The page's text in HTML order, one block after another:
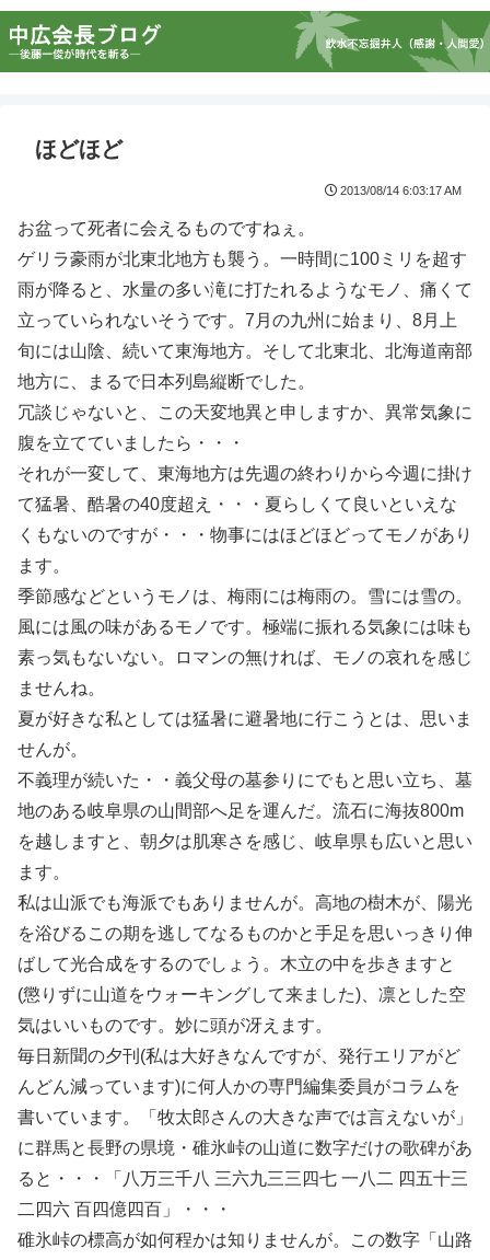
ほどほど
2013/08/14 6:03:17 AM
お盆って死者に会えるものですねぇ。
ゲリラ豪雨が北東北地方も襲う。一時間に100ミリを超す
雨が降ると、水量の多い滝に打たれるようなモノ、痛くて
立っていられないそうです。7月の九州に始まり、8月上
旬には山陰、続いて東海地方。そして北東北、北海道南部
地方に、まるで日本列島縦断でした。
冗談じゃないと、この天変地異と申しますか、異常気象に
腹を立てていましたら・・・
それが一変して、東海地方は先週の終わりから今週に掛け
て猛暑、酷暑の40度超え・・・夏らしくて良いといえな
くもないのですが・・・物事にはほどほどってモノがあり
ます。
季節感などというモノは、梅雨には梅雨の。雪には雪の。
風には風の味があるモノです。極端に振れる気象には味も
素っ気もないない。ロマンの無ければ、モノの哀れを感じ
ませんね。
夏が好きな私としては猛暑に避暑地に行こうとは、思いま
せんが。
不義理が続いた・・義父母の墓参りにでもと思い立ち、墓
地のある岐阜県の山間部へ足を運んだ。流石に海抜800m
を越しますと、朝夕は肌寒さを感じ、岐阜県も広いと思い
ます。
私は山派でも海派でもありませんが。高地の樹木が、陽光
を浴びるこの期を逃してなるものかと手足を思いっきり伸
ばして光合成をするのでしょう。木立の中を歩きますと
(懲りずに山道をウォーキングして来ました)、凛とした空
気はいいものです。妙に頭が冴えます。
毎日新聞の夕刊(私は大好きなんですが、発行エリアがど
んどん減っています)に何人かの専門編集委員がコラムを
書いています。「牧太郎さんの大きな声では言えないが」
に群馬と長野の県境・碓氷峠の山道に数字だけの歌碑があ
ると・・・「八万三千八 三六九三三四七 一八二 四五十三
二四六 百四億四百」・・・
碓氷峠の標高が如何程かは知りませんが。この数字「山路